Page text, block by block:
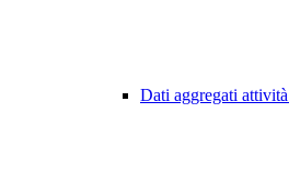
Dati aggregati